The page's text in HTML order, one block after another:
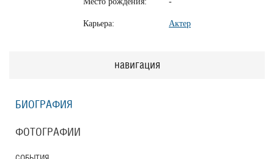
Карьера: Актер
навигация
БИОГРАФИЯ
ФОТОГРАФИИ